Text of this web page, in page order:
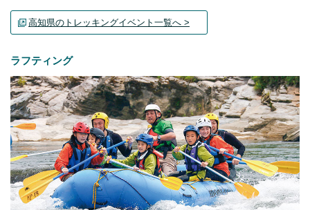
高知県のトレッキングイベント一覧へ >
ラフティング